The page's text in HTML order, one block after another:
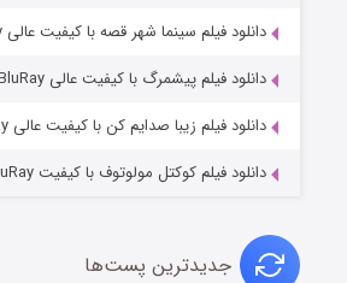
دانلود فیلم سینما شهر قصه با کیفیت عالی BluRay
دانلود فیلم پیشمرگ با کیفیت عالی BluRay
دانلود فیلم زیبا صدایم کن با کیفیت عالی BluRay
دانلود فیلم کوکتل مولوتوف با کیفیت BluRay
جدیدترین پست‌ها